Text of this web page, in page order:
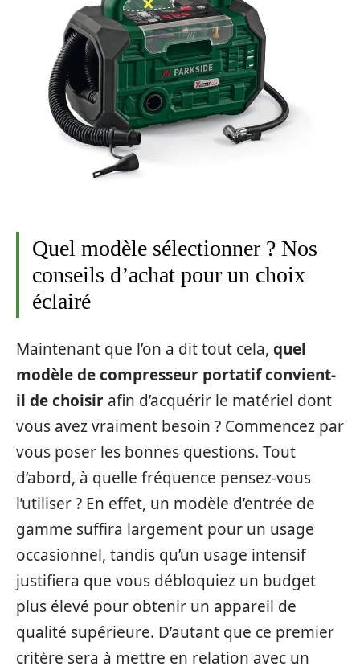
Quel modèle sélectionner ? Nos
conseils d’achat pour un choix
éclairé
Maintenant que l’on a dit tout cela, quel
modèle de compresseur portatif convient-
il de choisir afin d’acquérir le matériel dont
vous avez vraiment besoin ? Commencez par
vous poser les bonnes questions. Tout
d’abord, à quelle fréquence pensez-vous
l’utiliser ? En effet, un modèle d’entrée de
gamme suffira largement pour un usage
occasionnel, tandis qu’un usage intensif
justifiera que vous débloquiez un budget
plus élevé pour obtenir un appareil de
qualité supérieure. D’autant que ce premier
critère sera à mettre en relation avec un